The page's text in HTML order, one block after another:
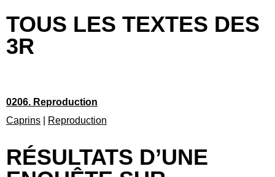
TOUS LES TEXTES DES
3R
0206. Reproduction
Caprins
Reproduction
RÉSULTATS D’UNE